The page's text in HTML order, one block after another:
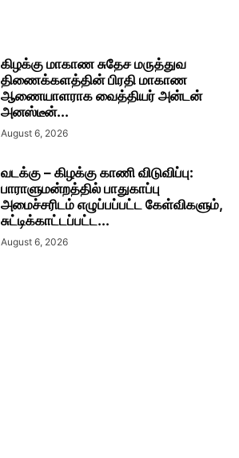
கிழக்கு மாகாண சுதேச மருத்துவ
திணைக்களத்தின் பிரதி மாகாண
ஆணையாளராக வைத்தியர் அன்டன்
அனஸ்டீன்...
August 6, 2026
வடக்கு – கிழக்கு காணி விடுவிப்பு:
பாராளுமன்றத்தில் பாதுகாப்பு
அமைச்சரிடம் எழுப்பப்பட்ட கேள்விகளும்,
சுட்டிக்காட்டப்பட்ட...
August 6, 2026